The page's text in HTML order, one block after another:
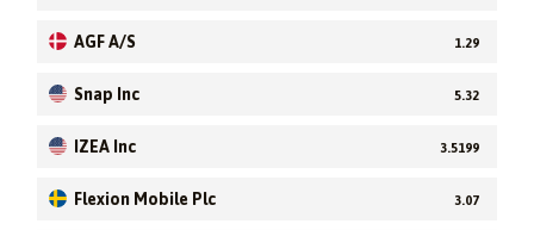
AGF A/S 1.29
Snap Inc 5.32
IZEA Inc 3.5199
Flexion Mobile Plc 3.07